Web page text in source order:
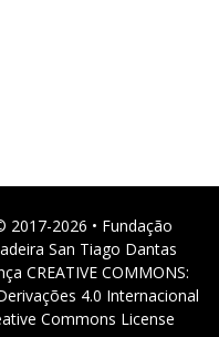
2026 • Fundação
San Tiago Dantas
CREATIVE COMMONS:
4.0 Internacional
Commons License